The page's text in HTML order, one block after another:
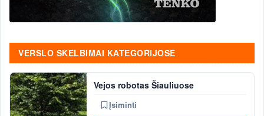
VERSLO SKELBIMAI KATEGORIJOSE
Vejos robotas Šiauliuose
Įsiminti